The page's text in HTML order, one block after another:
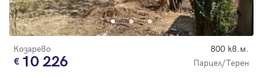
Козарево 800 кв.м.
10 226 Парцел/Терен